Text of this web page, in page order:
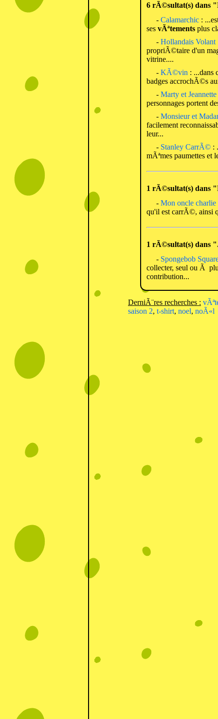
6 rÃ©sultat(s) dans
- Calamarchic :
ses vÃªtements plus
- Hollandais Volant
propriÃ©taire d'un
vitrine....
- KÃ©vin : ...dans
badges accrochÃ©s
- Marty et Jeannette
personnages portent
- Monsieur et
facilement
leur...
- Stanley CarrÃ© :
mÃªmes paumettes et
1 rÃ©sultat(s) dans
- Mon oncle charlie
qu'il est carrÃ©, ainsi
1 rÃ©sultat(s) dans
- Spongebob
collecter, seul ou Ã
contribution...
DerniÃ¨res recherches :
saison 2, t-shirt, noel, noÃ«l